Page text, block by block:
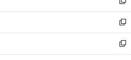
開
く
ウ
で
開
く
ィ
ン
ド
ウ
で
開
い
ウ
ィ
ン
ド
ウ
新
し
い
ウ
ィ
ン
新
し
い
ウ
新
し